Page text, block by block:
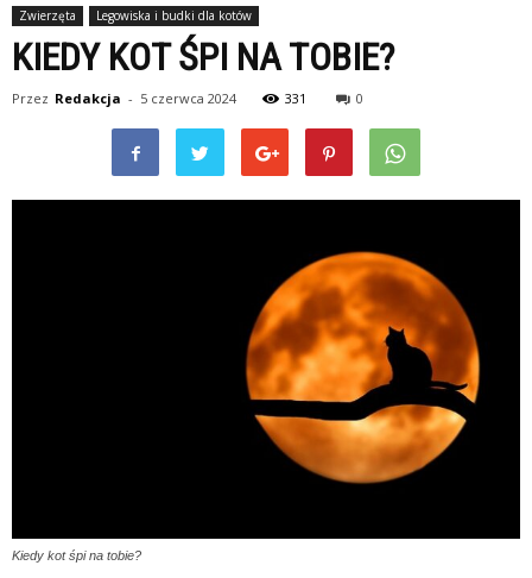
Zwierzęta Legowiska i budki dla kotów
KIEDY KOT ŚPI NA TOBIE?
Przez Redakcja - 5 czerwca 2024 331 0
Kiedy kot śpi na tobie?